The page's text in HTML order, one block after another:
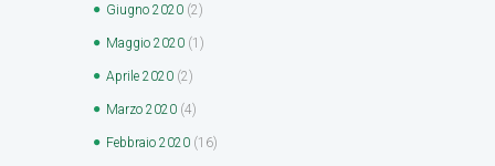
Giugno 2020 (2)
Maggio 2020 (1)
Aprile 2020 (2)
Marzo 2020 (4)
Febbraio 2020 (16)